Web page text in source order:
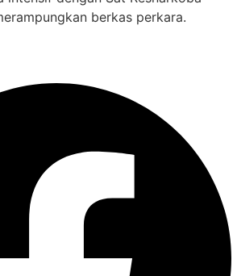
berkas perkara.